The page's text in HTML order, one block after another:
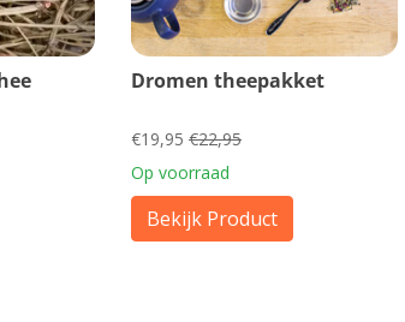
Dromen theepakket
€19,95 €22,95
Op voorraad
Bekijk Product